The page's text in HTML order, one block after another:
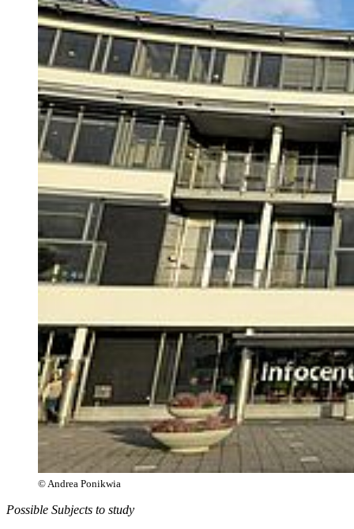
© Andrea Ponikwia
Possible Subjects to study